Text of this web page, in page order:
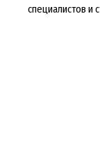
специалистов и